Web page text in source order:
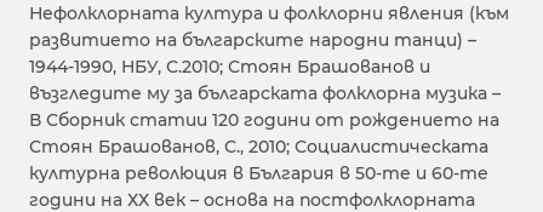
Нефолклорната култура и фолклорни явления (към
развитието на българските народни танци) –
1944-1990, НБУ, С.2010; Стоян Брашованов и
възгледите му за българската фолклорна музика –
В Сборник статии 120 години от рождението на
Стоян Брашованов, С., 2010; Социалистическата
културна революция в България в 50-те и 60-те
години на ХХ век – основа на постфолклорната